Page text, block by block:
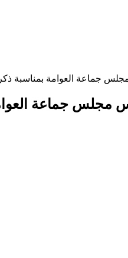
جماعة العوامة بمناسبة
مجلس جماعة